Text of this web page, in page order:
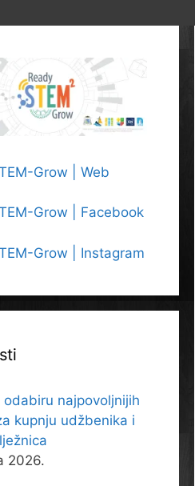
Grow | Web
Grow | Facebook
Grow | Instagram
odabiru najpovoljnijih
kupnju udžbenika i
2026.